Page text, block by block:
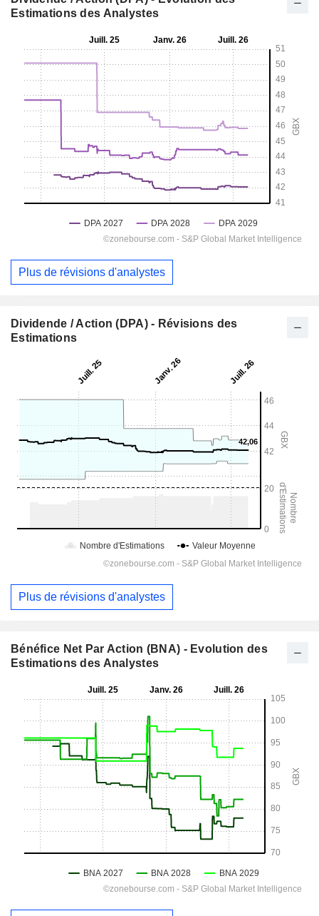
Estimations des Analystes
Plus de révisions d'analystes
Dividende / Action (DPA) - Révisions des
Estimations
Plus de révisions d'analystes
Bénéfice Net Par Action (BNA) - Evolution des
Estimations des Analystes